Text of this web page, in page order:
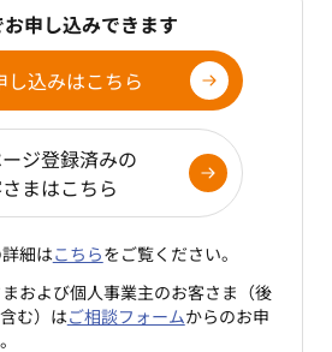
お申し込みできます
し込みはこちら
ジ登録済みの
まはこちら
細はこちらをご覧ください。
および個人事業主のお客さま（後
む）はご相談フォームからのお申